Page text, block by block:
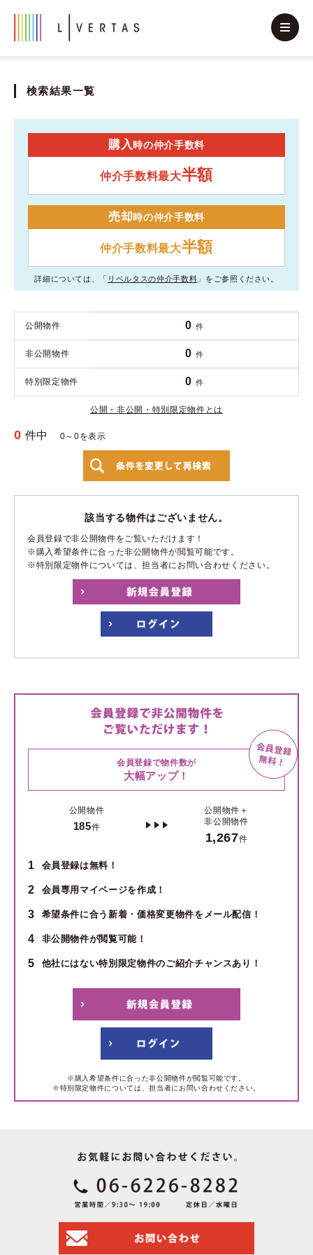
検索結果一覧
購入時の仲介手数料
仲介手数料最大半額
売却時の仲介手数料
仲介手数料最大半額
詳細については、「 リベルタスの仲介手数料 」をご参照ください。
公開物件 0 件
非公開物件 0 件
特別限定物件 0 件
公開・非公開・特別限定物件とは
0 件中 0～0を表示
該当する物件はございません。
会員登録で非公開物件をご覧いただけます！
※購入希望条件に合った非公開物件が閲覧可能です。
※特別限定物件については、担当者にお問い合わせください。
会員登録で物件数が
大幅アップ！
公開物件
185件
公開物件＋
非公開物件
1,267件
1 会員登録は無料！
2 会員専用マイページを作成！
3 希望条件に合う新着・価格変更物件をメール配信！
4 非公開物件が閲覧可能！
5 他社にはない特別限定物件のご紹介チャンスあり！
※購入希望条件に合った非公開物件が閲覧可能です。
※特別限定物件については、担当者にお問い合わせください。